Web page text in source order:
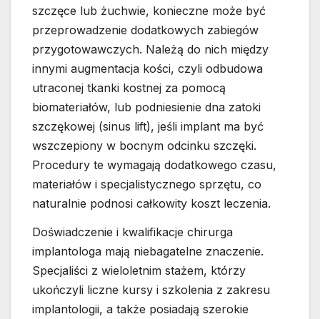
szczęce lub żuchwie, konieczne może być
przeprowadzenie dodatkowych zabiegów
przygotowawczych. Należą do nich między
innymi augmentacja kości, czyli odbudowa
utraconej tkanki kostnej za pomocą
biomateriałów, lub podniesienie dna zatoki
szczękowej (sinus lift), jeśli implant ma być
wszczepiony w bocnym odcinku szczęki.
Procedury te wymagają dodatkowego czasu,
materiałów i specjalistycznego sprzętu, co
naturalnie podnosi całkowity koszt leczenia.
Doświadczenie i kwalifikacje chirurga
implantologa mają niebagatelne znaczenie.
Specjaliści z wieloletnim stażem, którzy
ukończyli liczne kursy i szkolenia z zakresu
implantologii, a także posiadają szerokie